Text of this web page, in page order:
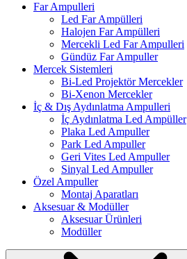
Far Ampulleri
Led Far Ampülleri
Halojen Far Ampülleri
Mercekli Led Far Ampulleri
Gündüz Far Ampuller
Mercek Sistemleri
Bi-Led Projektör Mercekler
Bi-Xenon Mercekler
İç & Dış Aydınlatma Ampulleri
İç Aydınlatma Led Ampüller
Plaka Led Ampuller
Park Led Ampuller
Geri Vites Led Ampuller
Sinyal Led Ampuller
Özel Ampuller
Montaj Aparatları
Aksesuar & Modüller
Aksesuar Ürünleri
Modüller